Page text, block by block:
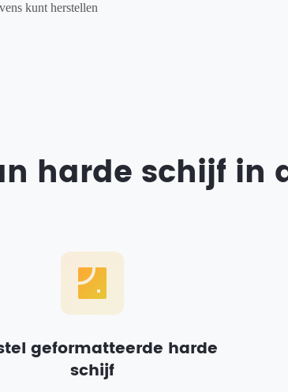
kunt herstellen
harde schijf in
geformatteerde harde
schijf